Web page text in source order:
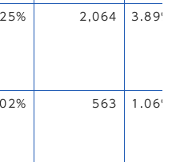
2,064 3.89%
563 1.06%